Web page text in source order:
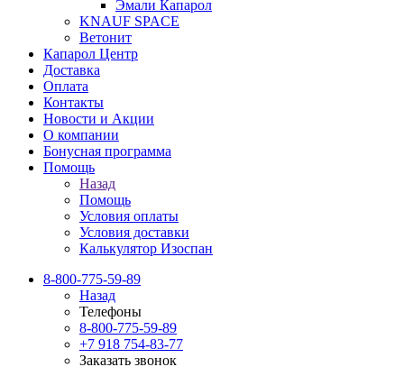
Эмали Капарол
KNAUF SPACE
Ветонит
Капарол Центр
Доставка
Оплата
Контакты
Новости и Акции
О компании
Бонусная программа
Помощь
Назад
Помощь
Условия оплаты
Условия доставки
Калькулятор Изоспан
8-800-775-59-89
Назад
Телефоны
8-800-775-59-89
+7 918 754-83-77
Заказать звонок